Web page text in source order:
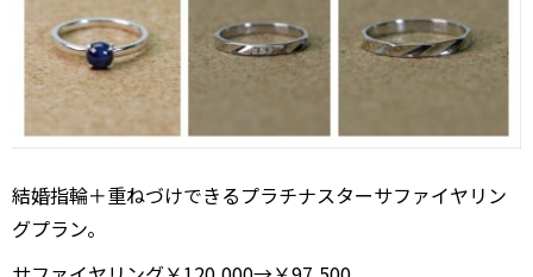
結婚指輪＋重ねづけできるプラチナスターサファイヤリン
グプラン。